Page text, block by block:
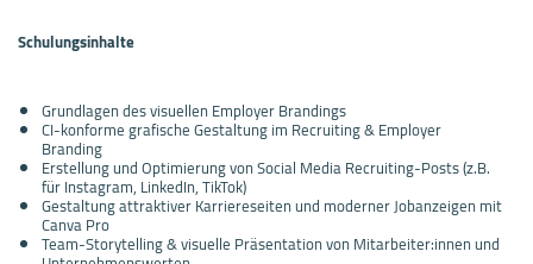
Schulungsinhalte
Grundlagen des visuellen Employer Brandings
CI-konforme grafische Gestaltung im Recruiting & Employer
Branding
Erstellung und Optimierung von Social Media Recruiting-Posts (z.B.
für Instagram, LinkedIn, TikTok)
Gestaltung attraktiver Karriereseiten und moderner Jobanzeigen mit
Canva Pro
Team-Storytelling & visuelle Präsentation von Mitarbeiter:innen und